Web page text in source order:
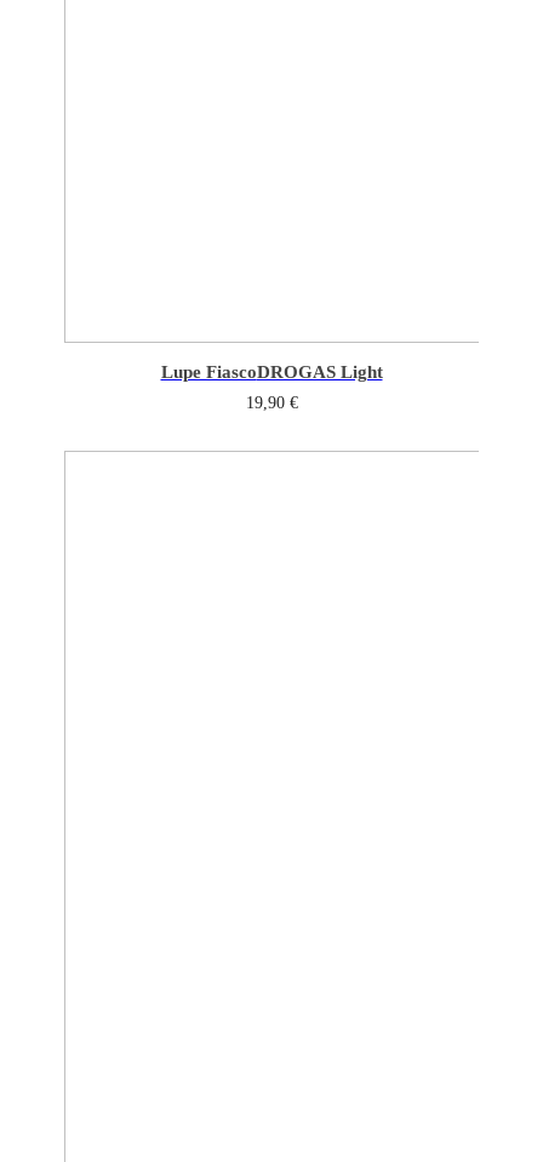
Lupe FiascoDROGAS Light
19,90 €